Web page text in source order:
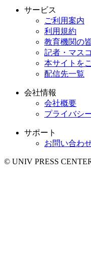
サービス
ご利用案内
利用規約
教育機関の
記者・マス
本サイトを
配信先一覧
会社情報
会社概要
プライバシ
サポート
お問い合わ
© UNIV PRESS